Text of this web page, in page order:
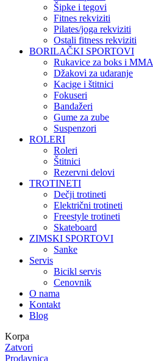
Šipke i tegovi
Fitnes rekviziti
Pilates/joga rekviziti
Ostali fitness rekviziti
BORILAČKI SPORTOVI
Rukavice za boks i MMA
Džakovi za udaranje
Kacige i štitnici
Fokuseri
Bandažeri
Gume za zube
Suspenzori
ROLERI
Roleri
Štitnici
Rezervni delovi
TROTINETI
Dečji trotineti
Električni trotineti
Freestyle trotineti
Skateboard
ZIMSKI SPORTOVI
Sanke
Servis
Bicikl servis
Cenovnik
O nama
Kontakt
Blog
Korpa
Zatvori
Prodavnica